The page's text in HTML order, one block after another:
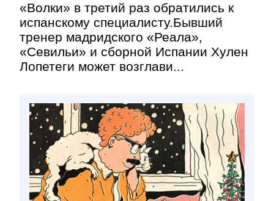
«Волки» в третий раз обратились к
испанскому специалисту.Бывший
тренер мадридского «Реала»,
«Севильи» и сборной Испании Хулен
Лопетеги может возглави...